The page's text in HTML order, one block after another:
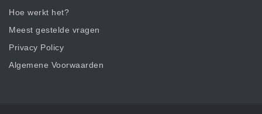
Hoe werkt het?
Meest gestelde vragen
Privacy Policy
Algemene Voorwaarden